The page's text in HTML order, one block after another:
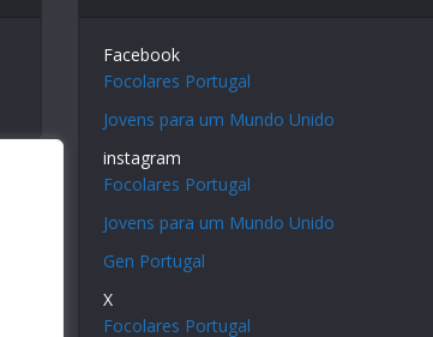
Facebook
Focolares Portugal
Jovens para um Mundo Unido
instagram
Focolares Portugal
Jovens para um Mundo Unido
Gen Portugal
X
Focolares Portugal